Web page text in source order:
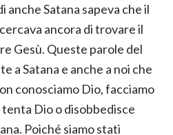
Satana sapeva che il
ancora di trovare il
Gesù. Queste parole del
a Satana e anche a noi che
conosciamo Dio, facciamo
Dio o disobbedisce
Poiché siamo stati